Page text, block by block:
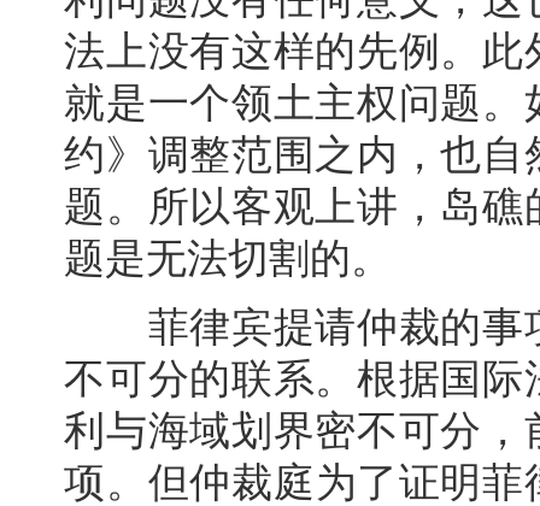
法上没有这样的先例。
就是一个领土主权问题
约》调整范围之内，也
题。所以客观上讲，岛
题是无法切割的。
菲律宾提请仲裁的事
不可分的联系。根据国
利与海域划界密不可分
项。但仲裁庭为了证明菲